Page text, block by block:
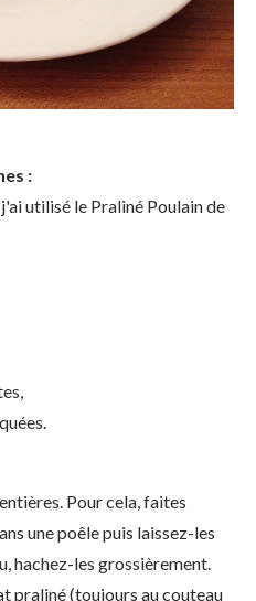
:
utilisé le Praliné Poulain de
Pour cela, faites
une poêle puis laissez-les
hachez-les grossièrement.
praliné (toujours au couteau